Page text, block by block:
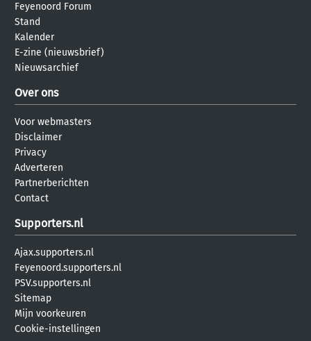
Feyenoord Forum
Stand
Kalender
E-zine (nieuwsbrief)
Nieuwsarchief
Over ons
Voor webmasters
Disclaimer
Privacy
Adverteren
Partnerberichten
Contact
Supporters.nl
Ajax.supporters.nl
Feyenoord.supporters.nl
PSV.supporters.nl
Sitemap
Mijn voorkeuren
Cookie-instellingen